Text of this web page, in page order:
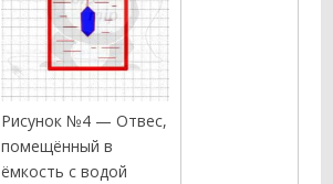
Рисунок №4 — Отвес,
помещённый в
ёмкость с водой